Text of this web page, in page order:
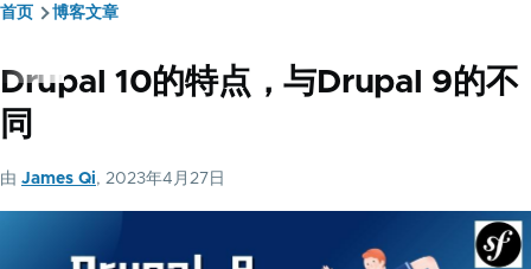
面
包
屑
首页 博客文章
Drupal 10的特点，与Drupal 9的不
同
由 James Qi, 2023年4月27日